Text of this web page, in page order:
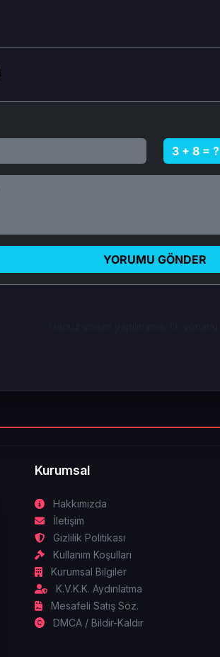
3 + 8 = ?
YORUMU GÖNDER
Kurumsal
Hakkımızda
İletişim
Gizlilik Politikası
Kullanım Koşulları
Kurumsal Bilgiler
K.V.K.K. Aydınlatma
Mesafeli Satış Söz.
DMCA / Bildir-Kaldır